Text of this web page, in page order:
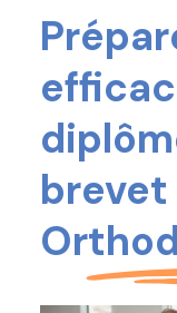
brevet